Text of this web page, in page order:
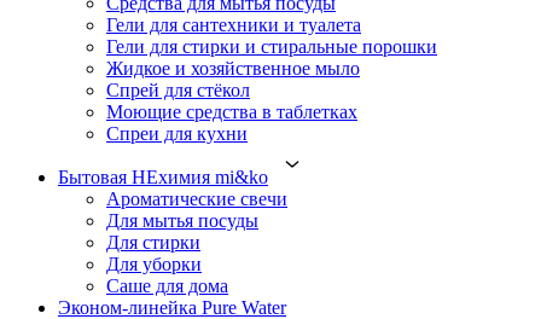
Гели для сантехники и туалета
Гели для стирки и стиральные порошки
Жидкое и хозяйственное мыло
Спрей для стёкол
Моющие средства в таблетках
Спреи для кухни
Бытовая НЕхимия mi&ko
Ароматические свечи
Для мытья посуды
Для стирки
Для уборки
Саше для дома
Эконом-линейка Pure Water